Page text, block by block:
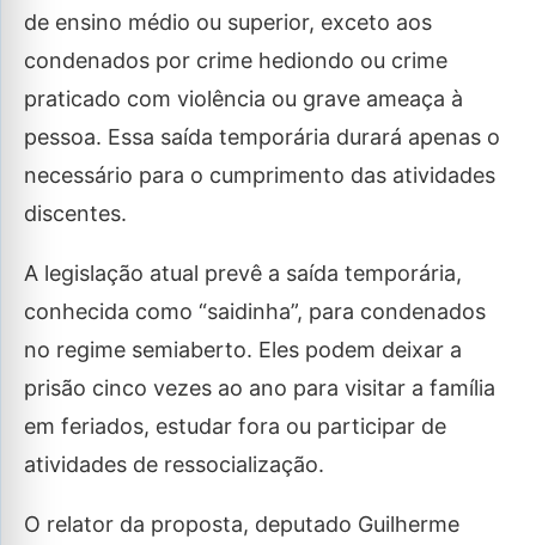
de ensino médio ou superior, exceto aos
condenados por crime hediondo ou crime
praticado com violência ou grave ameaça à
pessoa. Essa saída temporária durará apenas o
necessário para o cumprimento das atividades
discentes.
A legislação atual prevê a saída temporária,
conhecida como “saidinha”, para condenados
no regime semiaberto. Eles podem deixar a
prisão cinco vezes ao ano para visitar a família
em feriados, estudar fora ou participar de
atividades de ressocialização.
O relator da proposta, deputado Guilherme